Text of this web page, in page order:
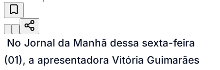
No Jornal da Manhã dessa sexta-feira
(01), a apresentadora Vitória Guimarães